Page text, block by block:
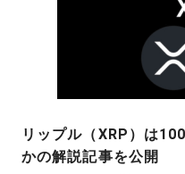
リップル（XRP）は
かの解説記事を公開